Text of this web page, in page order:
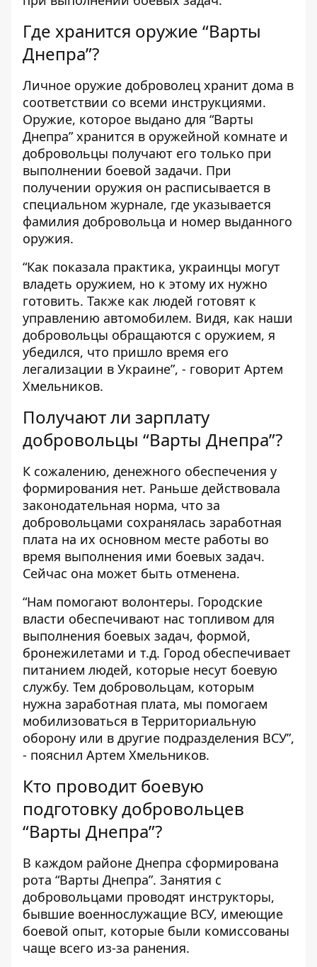
Где хранится оружие “Варты
Днепра”?
Личное оружие доброволец хранит дома в
соответствии со всеми инструкциями.
Оружие, которое выдано для “Варты
Днепра” хранится в оружейной комнате и
добровольцы получают его только при
выполнении боевой задачи. При
получении оружия он расписывается в
специальном журнале, где указывается
фамилия добровольца и номер выданного
оружия.
“Как показала практика, украинцы могут
владеть оружием, но к этому их нужно
готовить. Также как людей готовят к
управлению автомобилем. Видя, как наши
добровольцы обращаются с оружием, я
убедился, что пришло время его
легализации в Украине”, - говорит Артем
Хмельников.
Получают ли зарплату
добровольцы “Варты Днепра”?
К сожалению, денежного обеспечения у
формирования нет. Раньше действовала
законодательная норма, что за
добровольцами сохранялась заработная
плата на их основном месте работы во
время выполнения ими боевых задач.
Сейчас она может быть отменена.
“Нам помогают волонтеры. Городские
власти обеспечивают нас топливом для
выполнения боевых задач, формой,
бронежилетами и т.д. Город обеспечивает
питанием людей, которые несут боевую
службу. Тем добровольцам, которым
нужна заработная плата, мы помогаем
мобилизоваться в Территориальную
оборону или в другие подразделения ВСУ”,
- пояснил Артем Хмельников.
Кто проводит боевую
подготовку добровольцев
“Варты Днепра”?
В каждом районе Днепра сформирована
рота “Варты Днепра”. Занятия с
добровольцами проводят инструкторы,
бывшие военнослужащие ВСУ, имеющие
боевой опыт, которые были комиссованы
чаще всего из-за ранения.